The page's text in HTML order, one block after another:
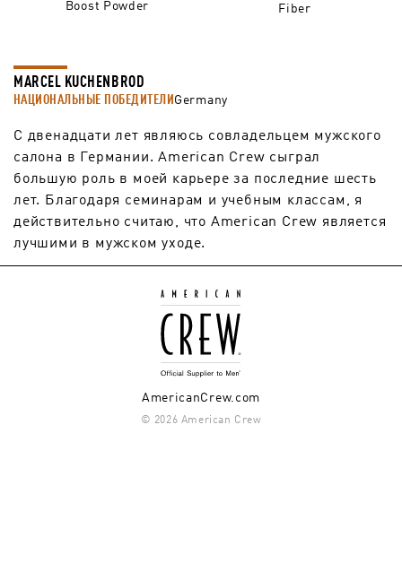
MARCEL KUCHENBROD
НАЦИОНАЛЬНЫЕ ПОБЕДИТЕЛИGermany
С двенадцати лет являюсь совладельцем мужского
салона в Германии. American Crew сыграл
большую роль в моей карьере за последние шесть
лет. Благодаря семинарам и учебным классам, я
действительно считаю, что American Crew является
лучшими в мужском уходе.
Boost Powder Fiber
AmericanCrew.com
© 2026 American Crew